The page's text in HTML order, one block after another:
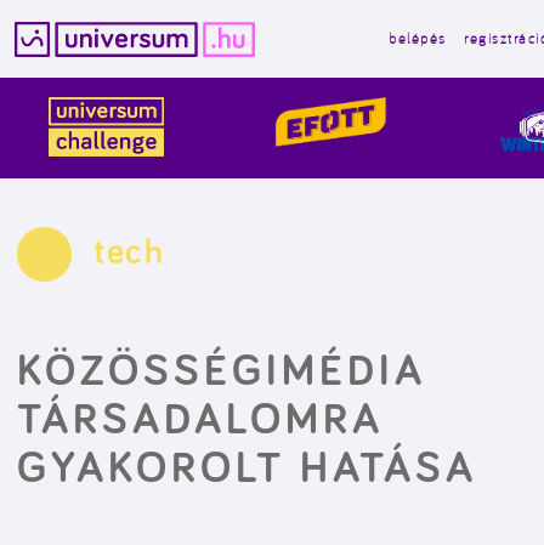
tartalomba
belépés
tech
KÖZÖSSÉGIMÉDIA
TÁRSADALOMRA
GYAKOROLT HATÁSA